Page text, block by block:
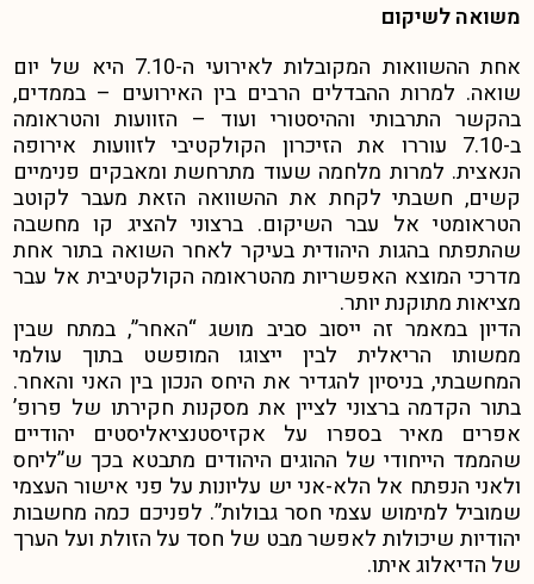
משואה לשיקום
אחת ההשוואות המקובלות לאירועי ה-7.10 היא של יום
שואה. למרות ההבדלים הרבים בין האירועים – בממדים,
בהקשר התרבותי וההיסטורי ועוד – הזוועות והטראומה
ב-7.10 עוררו את הזיכרון הקולקטיבי לזוועות אירופה
הנאצית. למרות מלחמה שעוד מתרחשת ומאבקים פנימיים
קשים, חשבתי לקחת את ההשוואה הזאת מעבר לקוטב
הטראומטי אל עבר השיקום. ברצוני להציג קו מחשבה
שהתפתח בהגות היהודית בעיקר לאחר השואה בתור אחת
מדרכי המוצא האפשריות מהטראומה הקולקטיבית אל עבר
מציאות מתוקנת יותר.
הדיון במאמר זה ייסוב סביב מושג “האחר”, במתח שבין
ממשותו הריאלית לבין ייצוגו המופשט בתוך עולמי
המחשבתי, בניסיון להגדיר את היחס הנכון בין האני והאחר.
בתור הקדמה ברצוני לציין את מסקנות חקירתו של פרופ’
אפרים מאיר בספרו על אקזיסטנציאליסטים יהודיים
שהממד הייחודי של ההוגים היהודים מתבטא בכך ש”ליחס
ולאני הנפתח אל הלא-אני יש עליונות על פני אישור העצמי
שמוביל למימוש עצמי חסר גבולות”. לפניכם כמה מחשבות
יהודיות שיכולות לאפשר מבט של חסד על הזולת ועל הערך
של הדיאלוג איתו.